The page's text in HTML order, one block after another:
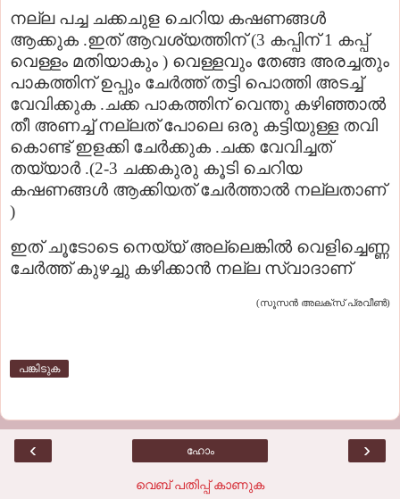
നല്ല പച്ച ചക്കചുള ചെറിയ കഷണങ്ങള്‍
ആക്കുക .ഇത് ആവശ്യത്തിന് (3 കപ്പിന് 1 കപ്പ്‌
വെള്ളം മതിയാകും ) വെള്ളവും തേങ്ങ അരച്ചതും
പാകത്തിന് ഉപ്പും ചേര്‍ത്ത് തട്ടി പൊത്തി അടച്ച്
വേവിക്കുക .ചക്ക പാകത്തിന് വെന്തു കഴിഞ്ഞാല്‍
തീ അണച്ച് നല്ലത് പോലെ ഒരു കട്ടിയുള്ള തവി
കൊണ്ട് ഇളക്കി ചേര്‍ക്കുക .ചക്ക വേവിച്ചത്
തയ്യാര്‍ .(2-3 ചക്കകുരു കൂടി ചെറിയ
കഷണങ്ങള്‍ ആക്കിയത് ചേര്‍ത്താല്‍ നല്ലതാണ്
)
ഇത് ചൂടോടെ നെയ്യ് അല്ലെങ്കില്‍ വെളിച്ചെണ്ണ
ചേര്‍ത്ത് കുഴച്ചു കഴിക്കാന്‍ നല്ല സ്വാദാണ്
(സൂസന്‍ അലക്സ് പ്രവീണ്‍)
പങ്കിടുക
‹ ›
ഹോം
വെബ് പതിപ്പ് കാണുക